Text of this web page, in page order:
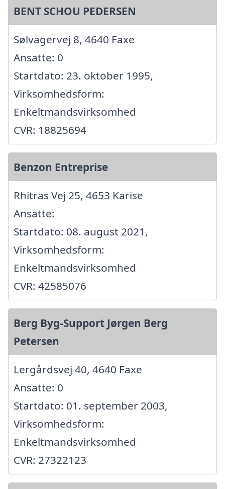
BENT SCHOU PEDERSEN
Sølvagervej 8, 4640 Faxe
Ansatte: 0
Startdato: 23. oktober 1995,
Virksomhedsform:
Enkeltmandsvirksomhed
CVR: 18825694
Benzon Entreprise
Rhitras Vej 25, 4653 Karise
Ansatte:
Startdato: 08. august 2021,
Virksomhedsform:
Enkeltmandsvirksomhed
CVR: 42585076
Berg Byg-Support Jørgen Berg
Petersen
Lergårdsvej 40, 4640 Faxe
Ansatte: 0
Startdato: 01. september 2003,
Virksomhedsform:
Enkeltmandsvirksomhed
CVR: 27322123